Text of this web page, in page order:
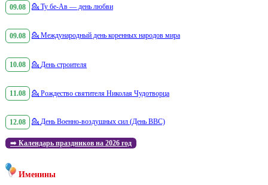
09.08 💁 Ту бе-Ав — день любви
09.08 💁 Международный день коренных народов мира
10.08 💁 День строителя
11.08 💁 Рождество святителя Николая Чудотворца
12.08 💁 День Военно-воздушных сил (День ВВС)
➡️ Календарь праздников на 2026 год
Именины